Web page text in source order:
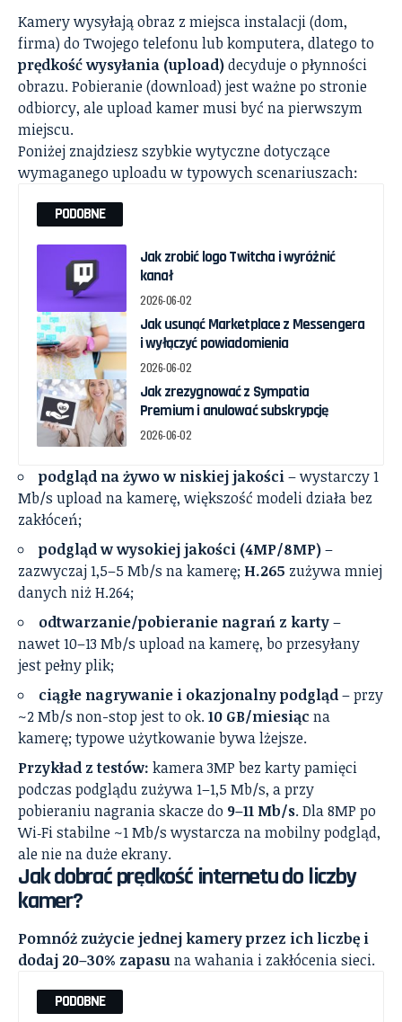
Kamery wysyłają obraz z miejsca instalacji (dom,
firma) do Twojego telefonu lub komputera, dlatego to
prędkość wysyłania (upload)decyduje o płynności
obrazu. Pobieranie (download) jest ważne po stronie
odbiorcy, ale upload kamer musi być na pierwszym
miejscu.
Poniżej znajdziesz szybkie wytyczne dotyczące
wymaganego uploadu w typowych scenariuszach:
PODOBNE
Jak zrobić logo Twitcha i wyróżnić
kanał
2026-06-02
Jak usunąć Marketplace z Messengera
i wyłączyć powiadomienia
2026-06-02
Jak zrezygnować z Sympatia
Premium i anulować subskrypcję
2026-06-02
podgląd na żywo w niskiej jakości– wystarczy 1
Mb/s upload na kamerę, większość modeli działa bez
zakłóceń;
podgląd w wysokiej jakości (4MP/8MP)–
zazwyczaj 1,5–5 Mb/s na kamerę; H.265 zużywa mniej
danych niż H.264;
odtwarzanie/pobieranie nagrań z karty–
nawet 10–13 Mb/s upload na kamerę, bo przesyłany
jest pełny plik;
ciągłe nagrywanie i okazjonalny podgląd– przy
~2 Mb/s non-stop jest to ok.10 GB/miesiąc na
kamerę; typowe użytkowanie bywa lżejsze.
Przykład z testów: kamera 3MP bez karty pamięci
podczas podglądu zużywa 1–1,5 Mb/s, a przy
pobieraniu nagrania skacze do 9–11 Mb/s. Dla 8MP po
Wi‑Fi stabilne ~1 Mb/s wystarcza na mobilny podgląd,
ale nie na duże ekrany.
Jak dobrać prędkość internetu do liczby
kamer?
Pomnóż zużycie jednej kamery przez ich liczbę i
dodaj 20–30% zapasuna wahania i zakłócenia sieci.
PODOBNE